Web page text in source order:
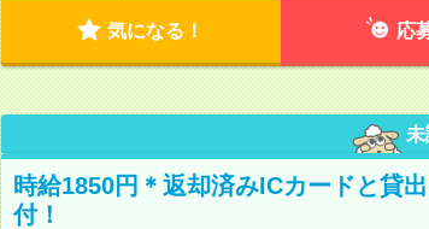
気になる！ 応
未
時給1850円＊返却済みICカードと貸
付！